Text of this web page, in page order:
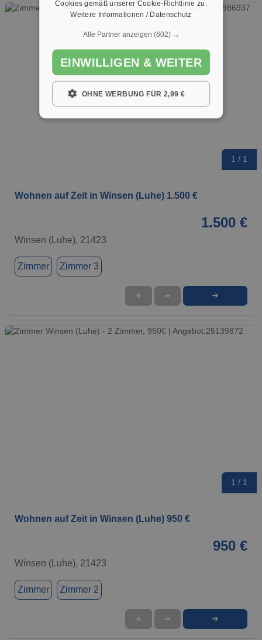
1 / 1
Wohnen auf Zeit in Winsen (Luhe) 1.500 €
1.500 €
Winsen (Luhe), 21423
Zimmer Zimmer 3
★ ➦ ➜
1 / 1
Wohnen auf Zeit in Winsen (Luhe) 950 €
950 €
Winsen (Luhe), 21423
Zimmer Zimmer 2
★ ➦ ➜
Cookies gemäß unserer Cookie-Richtlinie zu.
Weitere Informationen / Datenschutz
Alle Partner anzeigen (602) →
EINWILLIGEN & WEITER
OHNE WERBUNG FÜR 2,99 €